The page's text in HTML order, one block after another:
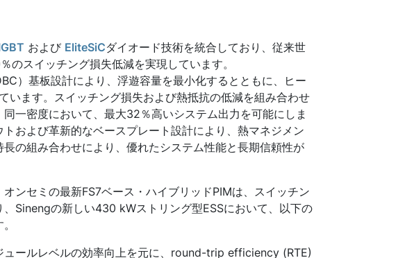
および EliteSiCダイオード技術を統合しており、従来世
のスイッチング損失低減を実現しています。
）基板設計により、浮遊容量を最小化するとともに、ヒー
います。スイッチング損失および熱抵抗の低減を組み合わせ
一密度において、最大32％高いシステム出力を可能にしま
および革新的なベースプレート設計により、熱マネジメン
の組み合わせにより、優れたシステム性能と長期信頼性が
ンセミの最新FS7ベース・ハイブリッドPIMは、スイッチン
Sinengの新しい430 kWストリング型ESSにおいて、以下の
ュールレベルの効率向上を元に、round-trip efficiency (RTE)